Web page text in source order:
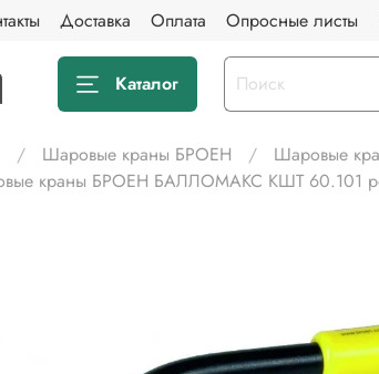
Доставка Оплата Опросные листы
Каталог
Шаровые краны БРОЕН Шаровые
краны БРОЕН БАЛЛОМАКС КШТ 60.101